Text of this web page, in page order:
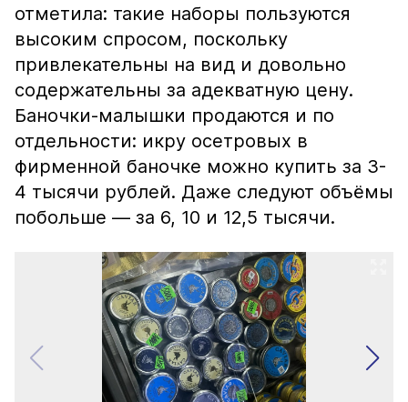
отметила: такие наборы пользуются
высоким спросом, поскольку
привлекательны на вид и довольно
содержательны за адекватную цену.
Баночки-малышки продаются и по
отдельности: икру осетровых в
фирменной баночке можно купить за 3-
4 тысячи рублей. Даже следуют объёмы
побольше — за 6, 10 и 12,5 тысячи.